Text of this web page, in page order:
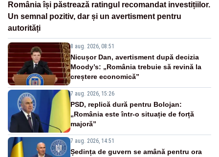
România își păstrează ratingul recomandat investițiilor.
Un semnal pozitiv, dar și un avertisment pentru
autorități
8 aug. 2026, 08:51
Nicușor Dan, avertisment după decizia
Moody’s: „România trebuie să revină la
creștere economică”
7 aug. 2026, 15:26
PSD, replică dură pentru Bolojan:
„România este într-o situație de forță
majoră”
7 aug. 2026, 14:51
Ședința de guvern se amână pentru ora